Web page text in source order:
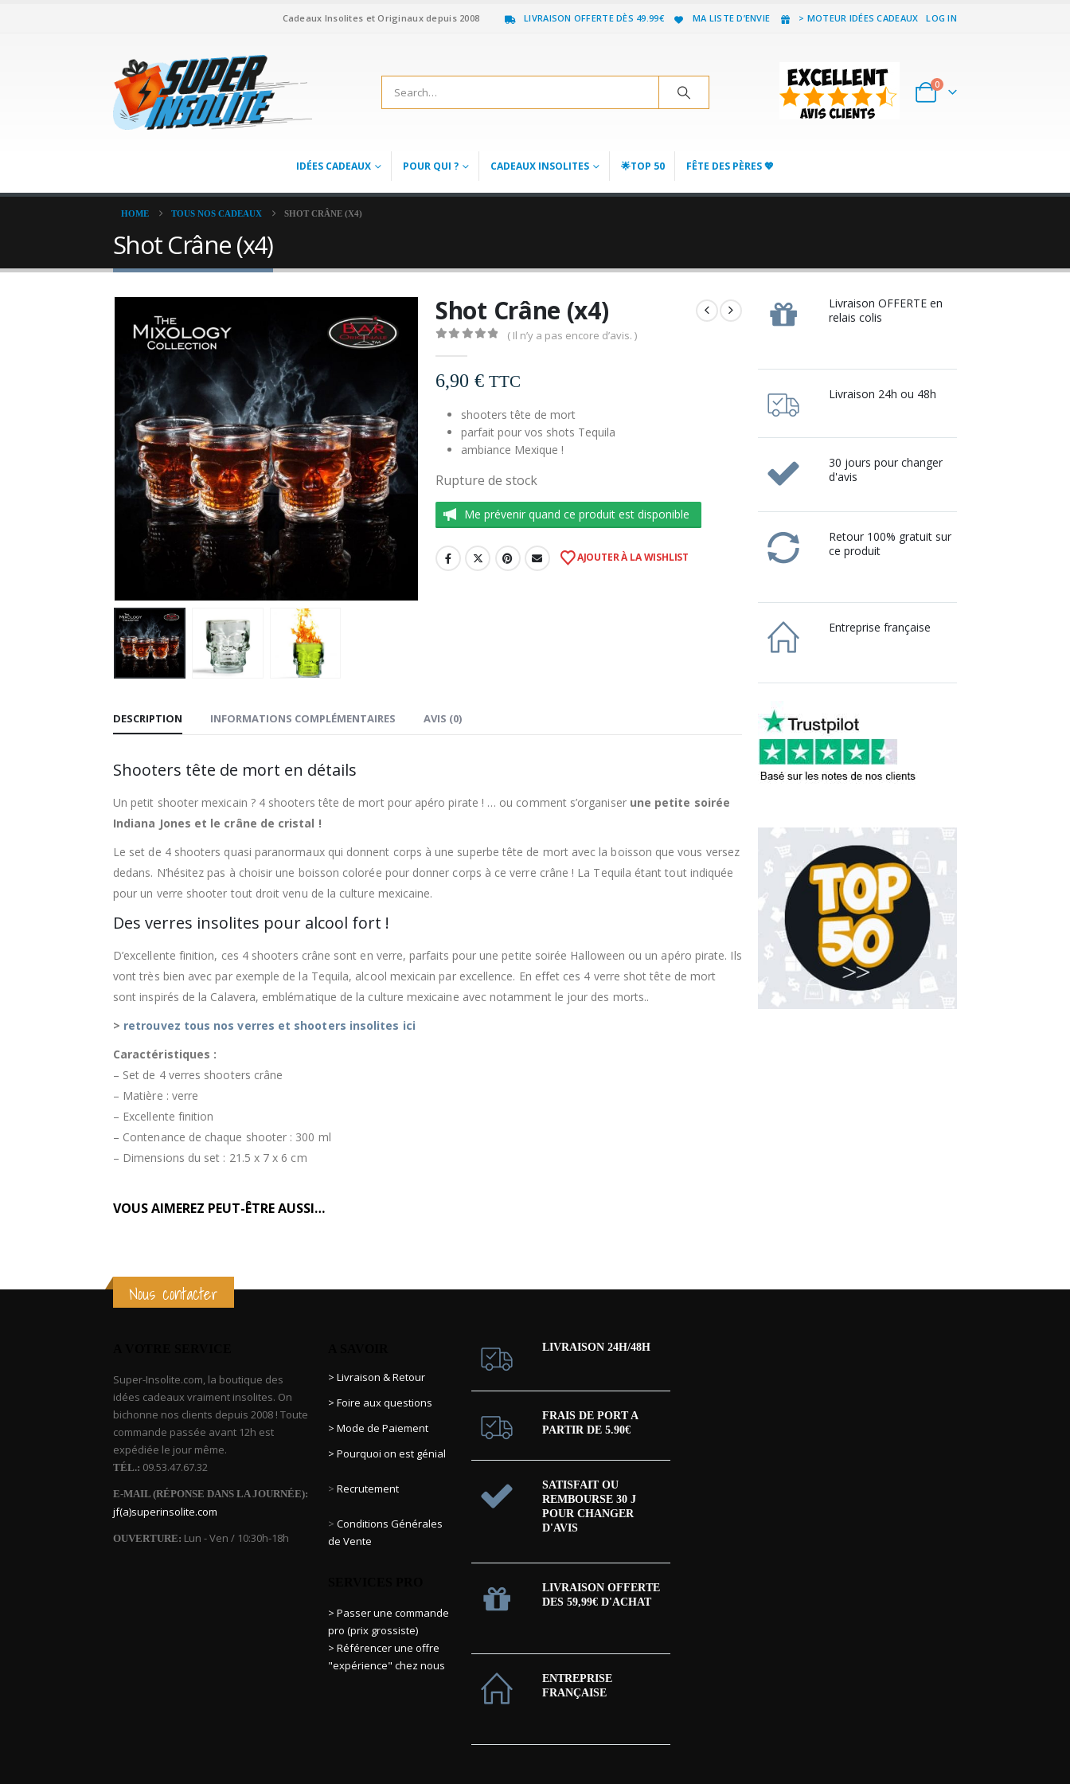
Cadeaux Insolites et Originaux depuis 2008 LIVRAISON OFFERTE DÈS 49.99€ MA LISTE D’ENVIE > MOTEUR IDÉES CADEAUX LOG IN
0
IDÉES CADEAUX POUR QUI ? CADEAUX INSOLITES 🌟TOP 50 FÊTE DES PÈRES 💖
HOME TOUS NOS CADEAUX SHOT CRÂNE (X4)
Shot Crâne (x4)
Shot Crâne (x4)
( Il n’y a pas encore d’avis. )
6,90 € TTC
shooters tête de mort
parfait pour vos shots Tequila
ambiance Mexique !
Rupture de stock
Me prévenir quand ce produit est disponible
AJOUTER À LA WISHLIST
DESCRIPTION INFORMATIONS COMPLÉMENTAIRES AVIS (0)
Shooters tête de mort en détails
Un petit shooter mexicain ? 4 shooters tête de mort pour apéro pirate ! … ou comment s’organiser une petite soirée
Indiana Jones et le crâne de cristal !
Le set de 4 shooters quasi paranormaux qui donnent corps à une superbe tête de mort avec la boisson que vous versez
dedans. N’hésitez pas à choisir une boisson colorée pour donner corps à ce verre crâne ! La Tequila étant tout indiquée
pour un verre shooter tout droit venu de la culture mexicaine.
Des verres insolites pour alcool fort !
D’excellente finition, ces 4 shooters crâne sont en verre, parfaits pour une petite soirée Halloween ou un apéro pirate. Ils
vont très bien avec par exemple de la Tequila, alcool mexicain par excellence. En effet ces 4 verre shot tête de mort
sont inspirés de la Calavera, emblématique de la culture mexicaine avec notamment le jour des morts..
> retrouvez tous nos verres et shooters insolites ici
Caractéristiques :
– Set de 4 verres shooters crâne
– Matière : verre
– Excellente finition
– Contenance de chaque shooter : 300 ml
– Dimensions du set : 21.5 x 7 x 6 cm
VOUS AIMEREZ PEUT-ÊTRE AUSSI…
Livraison OFFERTE en
relais colis
Livraison 24h ou 48h
30 jours pour changer
d'avis
Retour 100% gratuit sur
ce produit
Entreprise française
Nous contacter
Super-Insolite.com, la boutique des
idées cadeaux vraiment insolites. On
bichonne nos clients depuis 2008 ! Toute
commande passée avant 12h est
expédiée le jour même.
TÉL.: 09.53.47.67.32
E-MAIL (RÉPONSE DANS LA JOURNÉE):
jf(a)superinsolite.com
OUVERTURE: Lun - Ven / 10:30h-18h
> Livraison & Retour
> Foire aux questions
> Mode de Paiement
> Pourquoi on est génial
> Recrutement
> Conditions Générales
de Vente
> Passer une commande
pro (prix grossiste)
> Référencer une offre
"expérience" chez nous
LIVRAISON 24H/48H
FRAIS DE PORT A
PARTIR DE 5.90€
SATISFAIT OU
REMBOURSE 30 J
POUR CHANGER
D'AVIS
LIVRAISON OFFERTE
DES 59,99€ D'ACHAT
ENTREPRISE
FRANÇAISE